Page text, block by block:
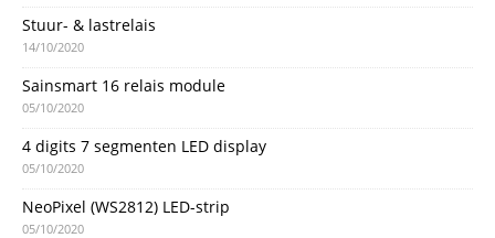
Stuur- & lastrelais
14/10/2020
Sainsmart 16 relais module
05/10/2020
4 digits 7 segmenten LED display
05/10/2020
NeoPixel (WS2812) LED-strip
05/10/2020